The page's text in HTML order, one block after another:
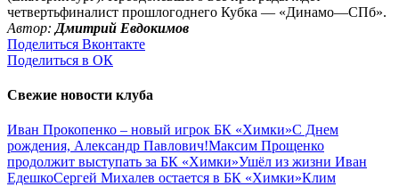
четвертьфиналист прошлогоднего Кубка — «Динамо—СПб».
Автор: Дмитрий Евдокимов
Поделиться Вконтакте
Поделиться в ОК
Свежие новости клуба
Иван Прокопенко – новый игрок БК «Химки»С Днем
рождения, Александр Павлович!Максим Прощенко
продолжит выступать за БК «Химки»Ушёл из жизни Иван
ЕдешкоСергей Михалев остается в БК «Химки»Клим